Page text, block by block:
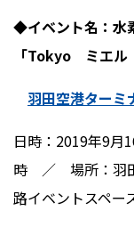
◆イベント名：水
「Tokyo ミエル
羽田空港ター
日時：2019年9
時 ／ 場所：羽
路イベントスペー